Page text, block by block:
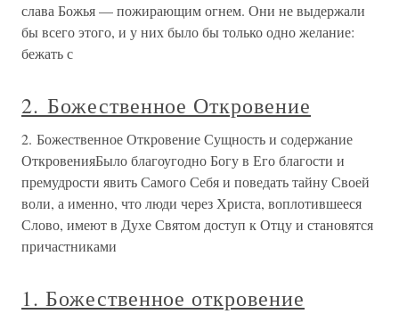
слава Божья — пожирающим огнем. Они не выдержали
бы всего этого, и у них было бы только одно желание:
бежать с
2. Божественное Откровение
2. Божественное Откровение Сущность и содержание
ОткровенияБыло благоугодно Богу в Его благости и
премудрости явить Самого Себя и поведать тайну Своей
воли, а именно, что люди через Христа, воплотившееся
Слово, имеют в Духе Святом доступ к Отцу и становятся
причастниками
1. Божественное откровение